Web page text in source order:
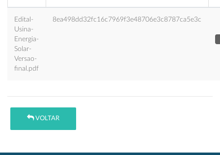
Edital-
Usina-
Energia-
Solar-
Versao-
final.pdf
8ea498dd32fc16c7969f3e48706e3c8787ca5e3c
VOLTAR